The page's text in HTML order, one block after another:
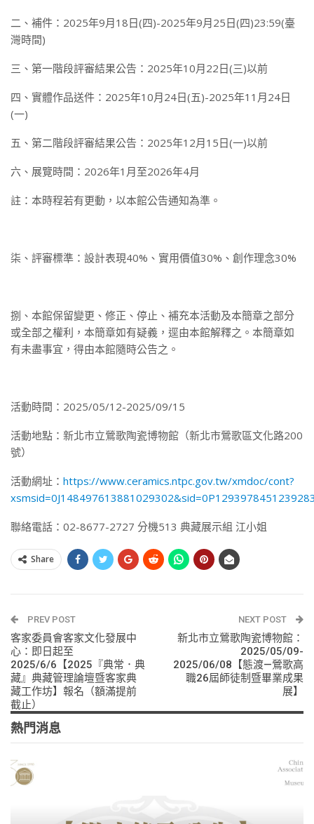
二、補件：2025年9月18日(四)-2025年9月25日(四)23:59(臺
灣時間)
三、第一階段評審結果公告：2025年10月22日(三)以前
四、實體作品送件：2025年10月24日(五)-2025年11月24日
(一)
五、第二階段評審結果公告：2025年12月15日(一)以前
六、展覽時間：2026年1月至2026年4月
註：本時程若有更動，以本館公告通知為準。
柒、評審標準：設計表現40%、實用價值30%、創作理念30%
捌、本館保留變更、修正、停止、補充本活動及本簡章之部分
或全部之權利，本簡章如有疑義，逕由本館解釋之。本簡章如
有未盡事宜，得由本館隨時公告之。
活動時間：2025/05/12-2025/09/15
活動地點：新北市立鶯歌陶瓷博物館（新北市鶯歌區文化路200
號）
活動網址： https://www.ceramics.ntpc.gov.tw/xmdoc/cont?
聯絡電話：02-8677-2727 分機513 典藏展示組 江小姐
Share
PREV POST
客家委員會客家文化發展中
心：即日起至
2025/6/6【2025『典常．典
藏』典藏管理論壇暨客家典
藏工作坊】報名（額滿提前
截止）
NEXT POST
新北市立鶯歌陶瓷博物館：
2025/05/09-
2025/06/08【態渡—鶯歌高
職26屆師徒制暨畢業成果
展】
熱門消息